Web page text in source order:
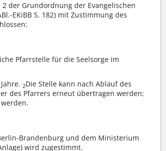
der Grundordnung der Evangelischen
EKiBB S. 182) mit Zustimmung des
Pfarrstelle für die Seelsorge im
2Die Stelle kann nach Ablauf des
des Pfarrers erneut übertragen werden;
Brandenburg und dem Ministerium
wird zugestimmt.